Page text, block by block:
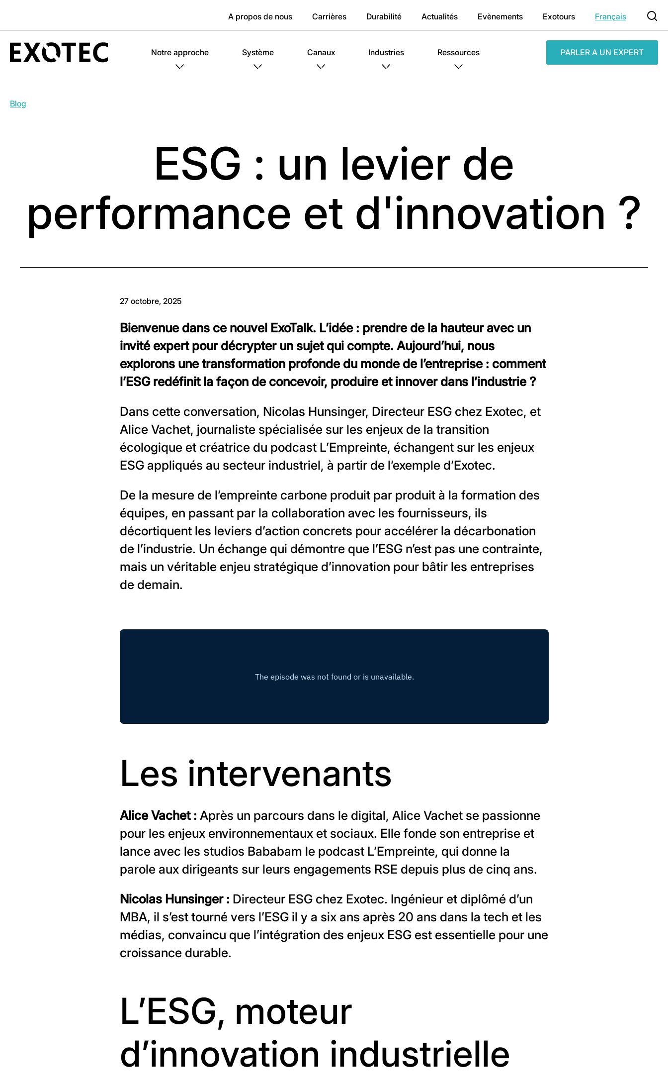
A propos de nous Carrières Durabilité Actualités Evènements Exotours Français
Notre approche Système Canaux Industries Ressources PARLER A UN EXPERT
Blog
ESG : un levier de
performance et d'innovation ?
27 octobre, 2025
Bienvenue dans ce nouvel ExoTalk. L’idée : prendre de la hauteur avec un
invité expert pour décrypter un sujet qui compte. Aujourd’hui, nous
explorons une transformation profonde du monde de l’entreprise : comment
l’ESG redéfinit la façon de concevoir, produire et innover dans l’industrie ?
Dans cette conversation, Nicolas Hunsinger, Directeur ESG chez Exotec, et
Alice Vachet, journaliste spécialisée sur les enjeux de la transition
écologique et créatrice du podcast L’Empreinte, échangent sur les enjeux
ESG appliqués au secteur industriel, à partir de l’exemple d’Exotec.
De la mesure de l’empreinte carbone produit par produit à la formation des
équipes, en passant par la collaboration avec les fournisseurs, ils
décortiquent les leviers d’action concrets pour accélérer la décarbonation
de l’industrie. Un échange qui démontre que l’ESG n’est pas une contrainte,
mais un véritable enjeu stratégique d’innovation pour bâtir les entreprises
de demain.
Les intervenants
Alice Vachet : Après un parcours dans le digital, Alice Vachet se passionne
pour les enjeux environnementaux et sociaux. Elle fonde son entreprise et
lance avec les studios Bababam le podcast L’Empreinte, qui donne la
parole aux dirigeants sur leurs engagements RSE depuis plus de cinq ans.
Nicolas Hunsinger : Directeur ESG chez Exotec. Ingénieur et diplômé d’un
MBA, il s’est tourné vers l’ESG il y a six ans après 20 ans dans la tech et les
médias, convaincu que l’intégration des enjeux ESG est essentielle pour une
croissance durable.
L’ESG, moteur
d’innovation industrielle